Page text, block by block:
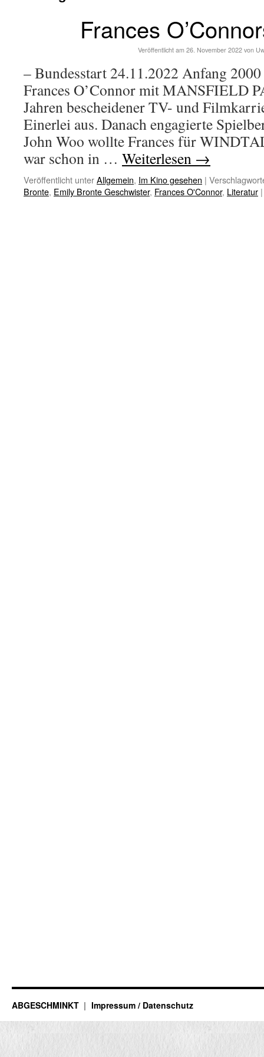
Frances
Veröffentlicht am 26. November 2022 von
– Bundesstart 24.11.2022 Anfang
Frances O’Connor mit MANSFIELD
Jahren bescheidener TV- und
Einerlei aus. Danach engagierte
John Woo wollte Frances für
war schon in … Weiterlesen →
Veröffentlicht unterAllgemein, Im Kino gesehen |
Bronte, Emily Bronte Geschwister, Frances O'Connor, Literatur |
ABGESCHMINKT Impressum / Datenschutz